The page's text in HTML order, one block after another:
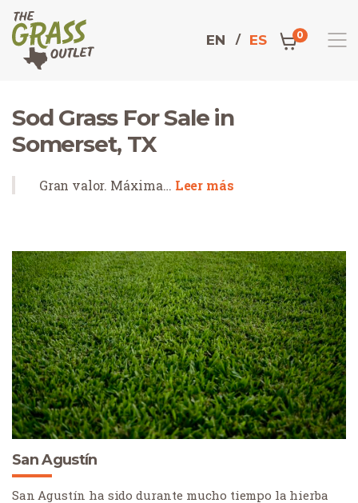
EN ES 0
Sod Grass For Sale in
Somerset, TX
Gran valor. Máxima… Leer más
San Agustín
San Agustín ha sido durante mucho tiempo la hierba